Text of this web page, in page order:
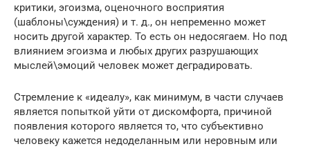
критики, эгоизма, оценочного восприятия
(шаблоны\суждения) и т. д., он непременно может
носить другой характер. То есть он недосягаем. Но под
влиянием эгоизма и любых других разрушающих
мыслей\эмоций человек может деградировать.
Стремление к «идеалу», как минимум, в части случаев
является попыткой уйти от дискомфорта, причиной
появления которого является то, что субъективно
человеку кажется недоделанным или неровным или